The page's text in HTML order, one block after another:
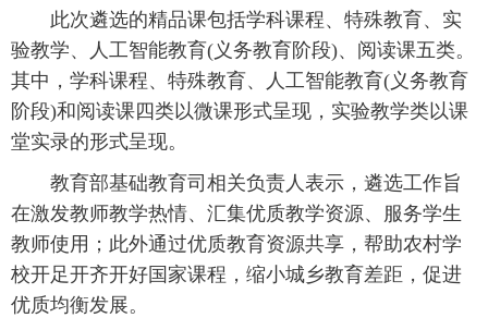
旅游 理财 政务 教育
看天下 晋月读 最太原 网罗民生
太原日报 太原晚报 热评 社区
此次遴选的精品课包括学科课程、特殊教育、实
验教学、人工智能教育(义务教育阶段)、阅读课五类。
其中，学科课程、特殊教育、人工智能教育(义务教育
阶段)和阅读课四类以微课形式呈现，实验教学类以课
堂实录的形式呈现。
教育部基础教育司相关负责人表示，遴选工作旨
在激发教师教学热情、汇集优质教学资源、服务学生
教师使用；此外通过优质教育资源共享，帮助农村学
校开足开齐开好国家课程，缩小城乡教育差距，促进
优质均衡发展。